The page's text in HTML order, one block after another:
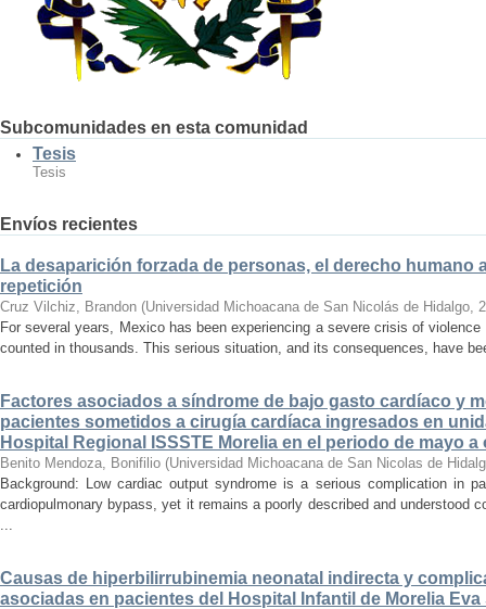
Subcomunidades en esta comunidad
Tesis
Tesis
Envíos recientes
La desaparición forzada de personas, el derecho humano
repetición
Cruz Vilchiz, Brandon (Universidad Michoacana de San Nicolás de Hidalgo,
For several years, Mexico has been experiencing a severe crisis of
counted in thousands. This serious situation, and its consequences, have
Factores asociados a síndrome de bajo gasto cardíaco y
pacientes sometidos a cirugía cardíaca ingresados en
Hospital Regional ISSSTE Morelia en el periodo de mayo a
Benito Mendoza, Bonifilio (Universidad Michoacana de San Nicolas de
Background: Low cardiac output syndrome is a serious complication in
cardiopulmonary bypass, yet it remains a poorly described and understood
...
Causas de hiperbilirrubinemia neonatal indirecta y
asociadas en pacientes del Hospital Infantil de Morelia